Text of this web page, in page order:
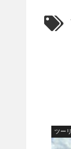
ツー